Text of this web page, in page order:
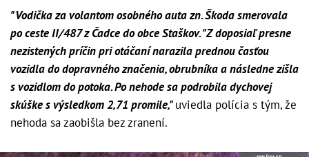
"Vodička za volantom osobného auta zn. Škoda smerovala
po ceste II/487 z Čadce do obce Staškov. "Z doposiaľ presne
nezistených príčin pri otáčaní narazila prednou časťou
vozidla do dopravného značenia, obrubníka a následne zišla
s vozidlom do potoka. Po nehode sa podrobila dychovej
skúške s výsledkom 2,71 promile,"uviedla polícia s tým, že
nehoda sa zaobišla bez zranení.